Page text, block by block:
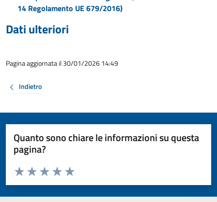
14 Regolamento UE 679/2016)
Dati ulteriori
Pagina aggiornata il 30/01/2026 14:49
Indietro
Quanto sono chiare le informazioni su questa
pagina?
Valuta da 1 a 5 stelle la pagina
Valuta 5 stelle su 5
Valuta 4 stelle su 5
Valuta 3 stelle su 5
Valuta 2 stelle su 5
Valuta 1 stelle su 5